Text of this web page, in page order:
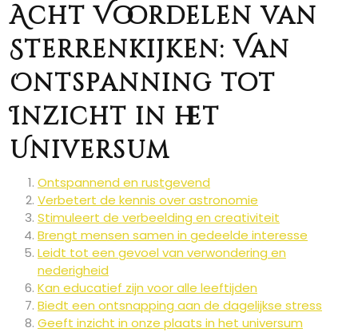
Acht Voordelen van
Sterrenkijken: Van
Ontspanning tot
Inzicht in het
Universum
Ontspannend en rustgevend
Verbetert de kennis over astronomie
Stimuleert de verbeelding en creativiteit
Brengt mensen samen in gedeelde interesse
Leidt tot een gevoel van verwondering en
nederigheid
Kan educatief zijn voor alle leeftijden
Biedt een ontsnapping aan de dagelijkse stress
Geeft inzicht in onze plaats in het universum